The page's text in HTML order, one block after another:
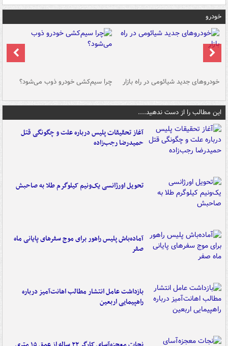
خودرو
خودروهای جدید شیائومی در راه بازار چرا سیم‌کشی خودرو ذوب می‌شود؟
این مطالب را از دست ندهید....
آغاز تحقیقات پلیس درباره علت و چگونگی قتل
حمیدرضا رجب‌زاده
تحویل اورژانسی یک‌ونیم کیلوگرم طلا به صاحبش
آماده‌باش پلیس راهور برای موج سفرهای پایانی ماه
صفر
بازداشت عامل انتشار مطالب اهانت‌آمیز درباره
راهپیمایی اربعین